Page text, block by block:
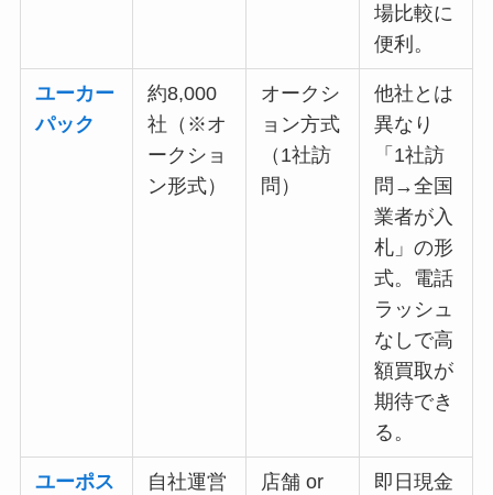
場比較に
便利。
ユーカー
パック
約8,000
社（※オ
ークショ
ン形式）
オークシ
ョン方式
（1社訪
問）
他社とは
異なり
「1社訪
問→全国
業者が入
札」の形
式。電話
ラッシュ
なしで高
額買取が
期待でき
る。
ユーポス
自社運営
店舗 or
即日現金